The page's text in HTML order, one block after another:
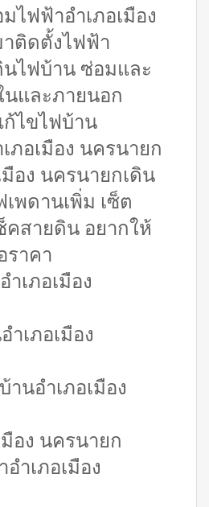
ไฟฟ้าอำเภอเมือง
ติดตั้งไฟฟ้า
ไฟบ้าน ซ่อมและ
และภายนอก
ไขไฟบ้าน
ภอเมือง นครนายก
อง นครนายกเดิน
พดานเพิ่ม เซ็ต
คสายดิน อยากให้
ราคา
เภอเมือง
เภอเมือง
นอำเภอเมือง
อง นครนายก
ำเภอเมือง